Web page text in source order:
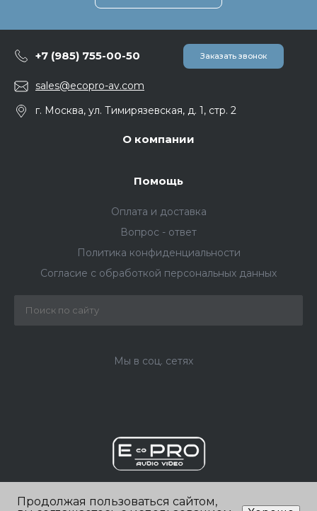
+7 (985) 755-00-50 Заказать звонок
sales@ecopro-av.com
г. Москва, ул. Тимирязевская, д. 1, стр. 2
О компании
Помощь
Оплата и доставка
Вопрос - ответ
Политика конфиденциальности
Согласие с обработкой персональных данных
Мы в соц. сетях
Продолжая пользоваться сайтом,